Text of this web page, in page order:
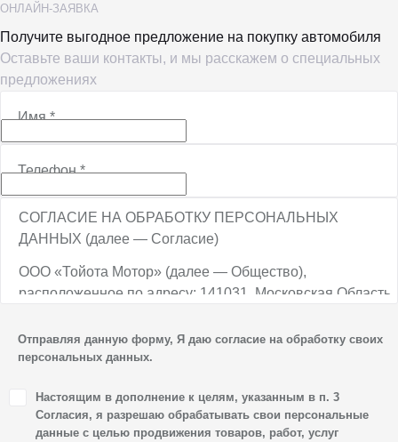
ОНЛАЙН-ЗАЯВКА
Получите выгодное предложение на покупку автомобиля
Оставьте ваши контакты, и мы расскажем о специальных
предложениях
Имя*
Телефон*
СОГЛАСИЕ НА ОБРАБОТКУ ПЕРСОНАЛЬНЫХ
ДАННЫХ (далее — Согласие)
ООО «Тойота Мотор» (далее — Общество),
расположенное по адресу: 141031, Московская Область,
Автомобильный, стр. 5А/1, является оператором
персональных данных.
1. Настоящим я даю согласие Обществу на обработку
своих персональных данных, а именно: имени, отчества,
фамилии, контактных данных (включая номер телефона
Отправляя данную форму, Я даю согласие на обработку своих
персональных данных.
Настоящим в дополнение к целям, указанным в п. 3
Согласия, я разрешаю обрабатывать свои персональные
данные с целью продвижения товаров, работ, услуг